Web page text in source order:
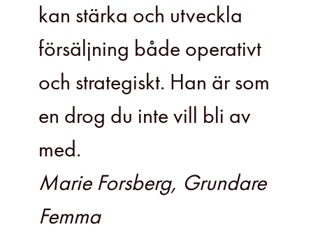
kan stärka och utveckla
försäljning både operativt
och strategiskt. Han är som
en drog du inte vill bli av
med.
Marie Forsberg, Grundare
Femma